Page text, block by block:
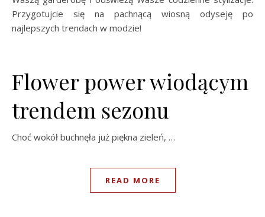
Przygotujcie się na pachnącą wiosną odyseję po
najlepszych trendach w modzie!
Flower power wiodącym
trendem sezonu
Choć wokół buchnęła już piękna zieleń, …
READ MORE